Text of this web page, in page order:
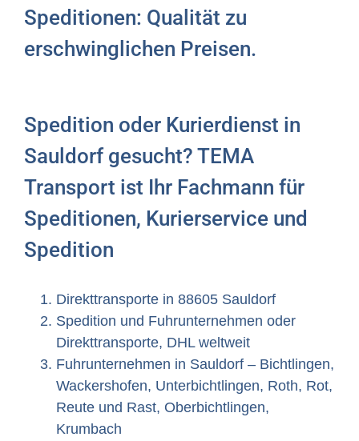
Speditionen: Qualität zu
erschwinglichen Preisen.
Spedition oder Kurierdienst in
Sauldorf gesucht? TEMA
Transport ist Ihr Fachmann für
Speditionen, Kurierservice und
Spedition
Direkttransporte in 88605 Sauldorf
Spedition und Fuhrunternehmen oder
Direkttransporte, DHL weltweit
Fuhrunternehmen in Sauldorf – Bichtlingen,
Wackershofen, Unterbichtlingen, Roth, Rot,
Reute und Rast, Oberbichtlingen,
Krumbach